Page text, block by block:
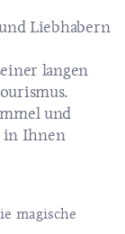
Liebhabern
langen
und
in Ihnen
magische